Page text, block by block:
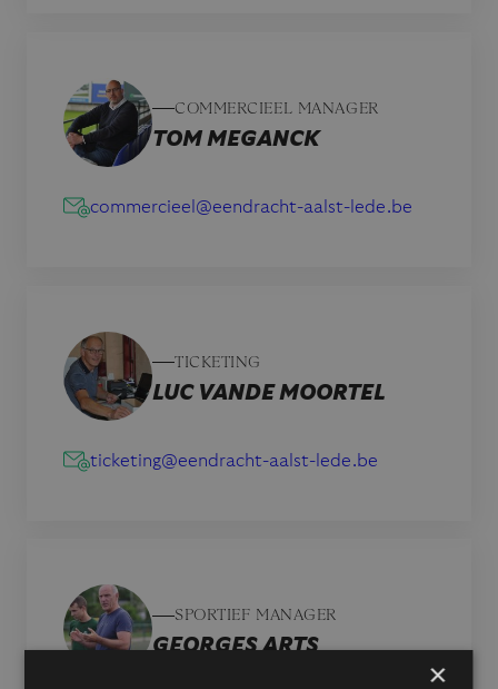
COMMERCIEEL MANAGER
TOM MEGANCK
commercieel@eendracht-aalst-lede.be
TICKETING
LUC VANDE MOORTEL
ticketing@eendracht-aalst-lede.be
SPORTIEF MANAGER
GEORGES ARTS
×